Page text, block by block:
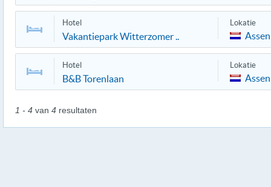
Hotel
Vakantiepark Witterzomer ..
Lokatie
Assen
Hotel
B&B Torenlaan
Lokatie
Assen
1 - 4 van 4 resultaten